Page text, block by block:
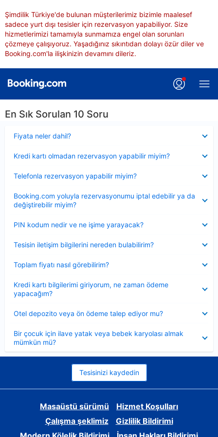
Şimdilik Türkiye'de bulunan müşterilerimiz bizimle maalesef
sadece yurt dışı tesisler için rezervasyon yapabiliyor. Size
hizmetlerimizi tamamıyla sunmamıza engel olan sorunları
çözmeye çalışıyoruz. Yaşadığınız sıkıntıdan dolayı özür diler ve
Booking.com'la ilişkinizin devamını dileriz.
En Sık Sorulan 10 Soru
Fiyata neler dahil?
Kredi kartı olmadan rezervasyon yapabilir miyim?
Telefonla rezervasyon yapabilir miyim?
Booking.com yoluyla rezervasyonumu iptal edebilir ya da
değiştirebilir miyim?
PIN kodum nedir ve ne işime yarayacak?
Tesisin iletişim bilgilerini nereden bulabilirim?
Toplam fiyatı nasıl görebilirim?
Kredi kartı bilgilerimi giriyorum, ne zaman ödeme
yapacağım?
Otel depozito veya ön ödeme talep ediyor mu?
Bir çocuk için ilave yatak veya bebek karyolası almak
mümkün mü?
Tesisinizi kaydedin
Masaüstü sürümü
Hizmet Koşulları
Çalışma şeklimiz
Gizlilik Bildirimi